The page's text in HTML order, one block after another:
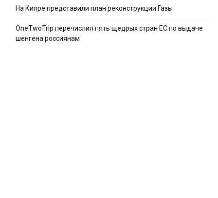
На Кипре представили план реконструкции Газы
OneTwoTrip перечислил пять щедрых стран ЕС по выдаче
шенгена россиянам